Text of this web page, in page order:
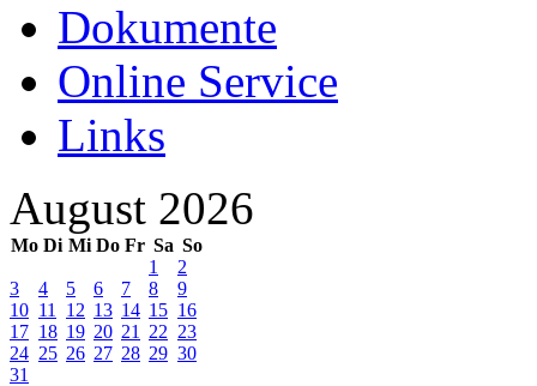
Dokumente
Online Service
Links
August 2026
Mo Di Mi Do Fr Sa So
1
2
3
4 5 6 7 8
9
10 11 12 13 14 15 16
17 18 19 20 21 22 23
24 25 26 27 28 29 30
31